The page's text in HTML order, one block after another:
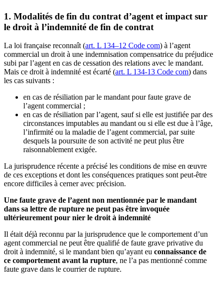
1. Modalités de fin du contrat d’agent et impact sur
le droit à l’indemnité de fin de contrat
La loi française reconnaît (art. L 134–12 Code com) à l’agent
commercial un droit à une indemnisation compensatrice du préjudice
subi par l’agent en cas de cessation des relations avec le mandant.
Mais ce droit à indemnité est écarté (art. L 134-13 Code com) dans
les cas suivants :
en cas de résiliation par le mandant pour faute grave de
l’agent commercial ;
en cas de résiliation par l’agent, sauf si elle est justifiée par des
circonstances imputables au mandant ou si elle est due à l’âge,
l’infirmité ou la maladie de l’agent commercial, par suite
desquels la poursuite de son activité ne peut plus être
raisonnablement exigée.
La jurisprudence récente a précisé les conditions de mise en œuvre
de ces exceptions et dont les conséquences pratiques sont peut-être
encore difficiles à cerner avec précision.
Une faute grave de l’agent non mentionnée par le mandant
dans sa lettre de rupture ne peut pas être invoquée
ultérieurement pour nier le droit à indemnité
Il était déjà reconnu par la jurisprudence que le comportement d’un
agent commercial ne peut être qualifié de faute grave privative du
droit à indemnité, si le mandant bien qu’ayant eu connaissance de
ce comportement avant la rupture, ne l’a pas mentionné comme
faute grave dans le courrier de rupture.